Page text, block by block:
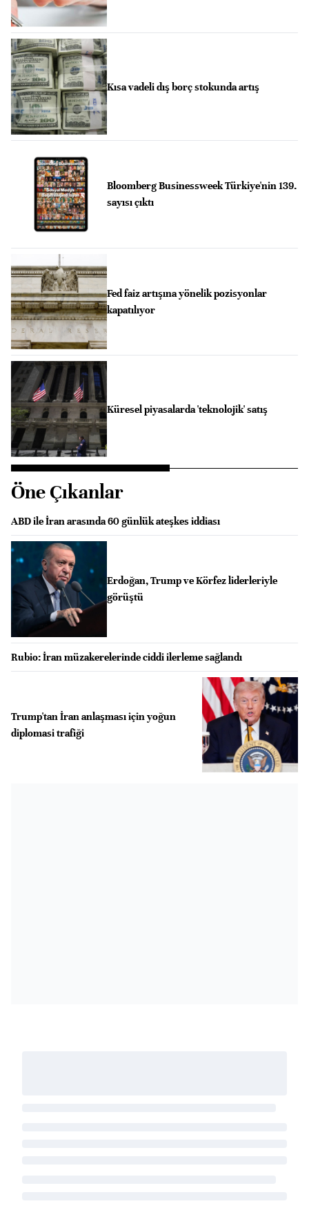
Kısa vadeli dış borç stokunda artış
Bloomberg Businessweek Türkiye'nin 139.
sayısı çıktı
Fed faiz artışına yönelik pozisyonlar
kapatılıyor
Küresel piyasalarda 'teknolojik' satış
Öne Çıkanlar
ABD ile İran arasında 60 günlük ateşkes iddiası
Erdoğan, Trump ve Körfez liderleriyle
görüştü
Rubio: İran müzakerelerinde ciddi ilerleme sağlandı
Trump'tan İran anlaşması için yoğun
diplomasi trafiği